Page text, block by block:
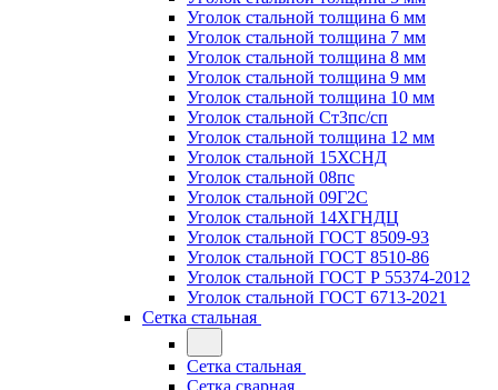
Уголок стальной толщина 6 мм
Уголок стальной толщина 7 мм
Уголок стальной толщина 8 мм
Уголок стальной толщина 9 мм
Уголок стальной толщина 10 мм
Уголок стальной Ст3пс/сп
Уголок стальной толщина 12 мм
Уголок стальной 15ХСНД
Уголок стальной 08пс
Уголок стальной 09Г2С
Уголок стальной 14ХГНДЦ
Уголок стальной ГОСТ 8509-93
Уголок стальной ГОСТ 8510-86
Уголок стальной ГОСТ Р 55374-2012
Уголок стальной ГОСТ 6713-2021
Сетка стальная
Сетка стальная
Сетка сварная